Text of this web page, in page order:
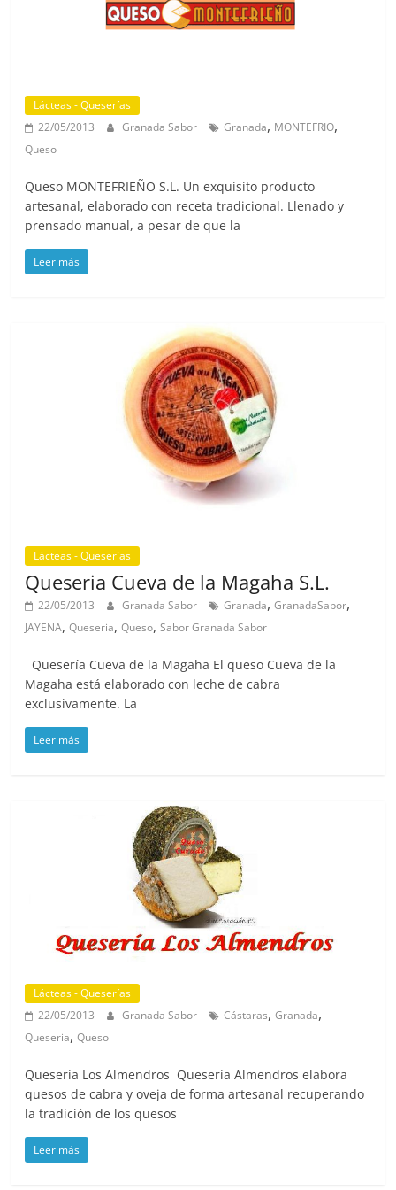
Lácteas - Queserías
22/05/2013
Granada Sabor Granada, MONTEFRIO,
Queso
Queso MONTEFRIEÑO S.L. Un exquisito producto
artesanal, elaborado con receta tradicional. Llenado y
prensado manual, a pesar de que la
Leer más
Lácteas - Queserías
Queseria Cueva de la Magaha S.L.
22/05/2013 Granada Sabor Granada,GranadaSabor,
JAYENA,Queseria,Queso,Sabor Granada Sabor
Quesería Cueva de la Magaha El queso Cueva de la
Magaha está elaborado con leche de cabra
exclusivamente. La
Leer más
Lácteas - Queserías
22/05/2013
Granada Sabor Cástaras,Granada,
Queseria,Queso
Quesería Los Almendros Quesería Almendros elabora
quesos de cabra y oveja de forma artesanal recuperando
la tradición de los quesos
Leer más